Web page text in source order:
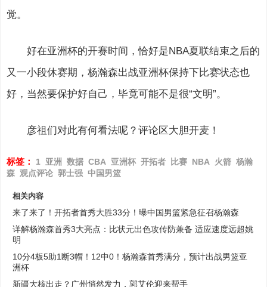
觉。
好在亚洲杯的开赛时间，恰好是NBA夏联结束之后的
又一小段休赛期，杨瀚森出战亚洲杯保持下比赛状态也
好，当然要保护好自己，毕竟可能不是很“文明”。
彦祖们对此有何看法呢？评论区大胆开麦！
标签： 1 亚洲 数据 CBA 亚洲杯 开拓者 比赛 NBA 火箭 杨瀚
森 观点评论 郭士强 中国男篮
相关内容
来了来了！开拓者首秀大胜33分！曝中国男篮紧急征召杨瀚森
详解杨瀚森首秀3大亮点：比状元出色攻传防兼备 适应速度远超姚
明
10分4板5助1断3帽！12中0！杨瀚森首秀满分，预计出战男篮亚
洲杯
新疆大核出走？广州悄然发力，郭艾伦迎来帮手